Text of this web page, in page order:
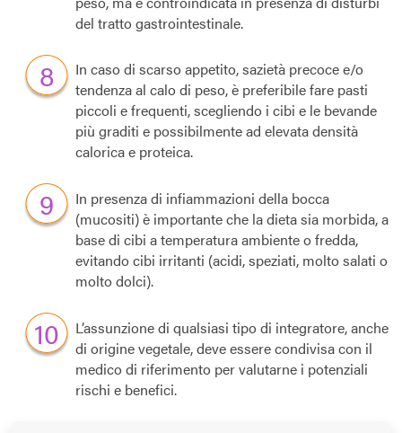
del tratto gastrointestinale.
In caso di scarso appetito, sazietà precoce e/o
tendenza al calo di peso, è preferibile fare pasti
piccoli e frequenti, scegliendo i cibi e le bevande
più graditi e possibilmente ad elevata densità
calorica e proteica.
In presenza di infiammazioni della bocca
(mucositi) è importante che la dieta sia morbida, a
base di cibi a temperatura ambiente o fredda,
evitando cibi irritanti (acidi, speziati, molto salati o
molto dolci).
L’assunzione di qualsiasi tipo di integratore, anche
di origine vegetale, deve essere condivisa con il
medico di riferimento per valutarne i potenziali
rischi e benefici.